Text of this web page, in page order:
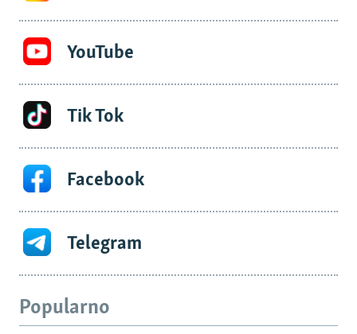
YouTube
Tik Tok
Facebook
Telegram
Popularno